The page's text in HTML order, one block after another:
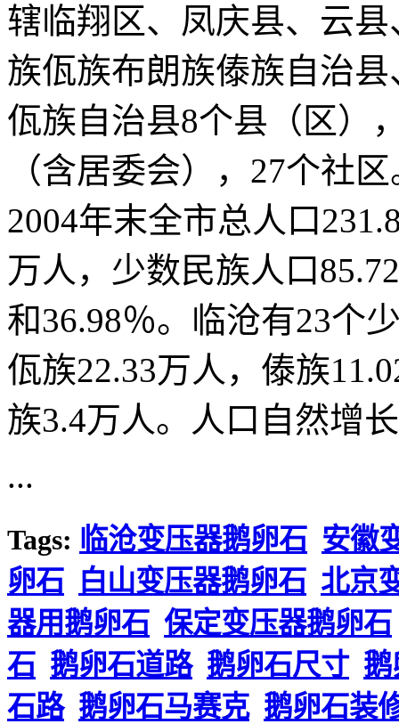
辖临翔区、凤庆县、云
族佤族布朗族傣族自治
佤族自治县8个县（区）
（含居委会），27个社
2004年末全市总人口
万人，少数民族人口
和36.98％。临沧有23个
佤族22.33万人，傣族
族3.4万人。人口自然增
...
Tags: 临沧变压器鹅卵石 安徽
卵石 白山变压器鹅卵石 北京
器用鹅卵石 保定变压器鹅卵石
石 鹅卵石道路 鹅卵石尺寸 鹅
石路 鹅卵石马赛克 鹅卵石装